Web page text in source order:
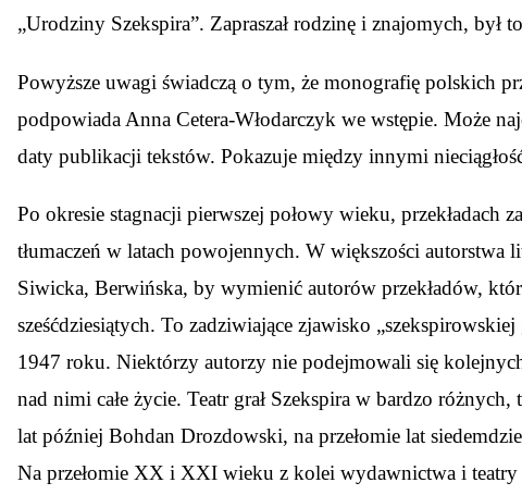
„Urodziny Szekspira”. Zapraszał rodzinę i znajomych, był
Powyższe uwagi świadczą o tym, że monografię polskich
podpowiada Anna Cetera-Włodarczyk we wstępie. Może
daty publikacji tekstów. Pokazuje między innymi
Po okresie stagnacji pierwszej połowy wieku,
tłumaczeń w latach powojennych. W większości autorstwa
Siwicka, Berwińska, by wymienić autorów przekładów,
sześćdziesiątych. To zadziwiające zjawisko
1947 roku. Niektórzy autorzy nie podejmowali się
nad nimi całe życie. Teatr grał Szekspira w bardzo
lat później Bohdan Drozdowski, na przełomie lat
Na przełomie XX i XXI wieku z kolei wydawnictwa i teatry